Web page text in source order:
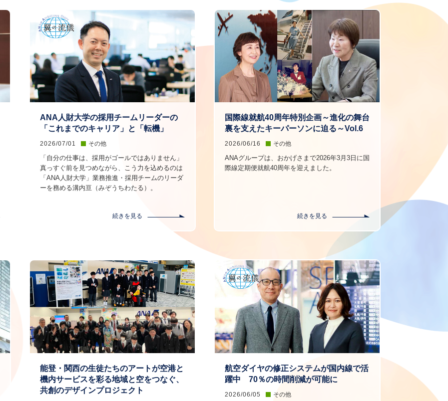
ANA人財大学の採用チームリーダーの
「これまでのキャリア」と「転機」
2026/07/01 その他
「自分の仕事は、採用がゴールではありません」
真っすぐ前を見つめながら、こう力を込めるのは
「ANA人財大学」業務推進・採用チームのリーダ
ーを務める溝内亘（みぞうちわたる）。
続きを見る
国際線就航40周年特別企画～進化の舞台
裏を支えたキーパーソンに迫る～Vol.6
2026/06/16 その他
ANAグループは、おかげさまで2026年3月3日に国
際線定期便就航40周年を迎えました。
続きを見る
能登・関西の生徒たちのアートが空港と
機内サービスを彩る地域と空をつなぐ、
共創のデザインプロジェクト
航空ダイヤの修正システムが国内線で活
躍中 70％の時間削減が可能に
2026/06/05 その他